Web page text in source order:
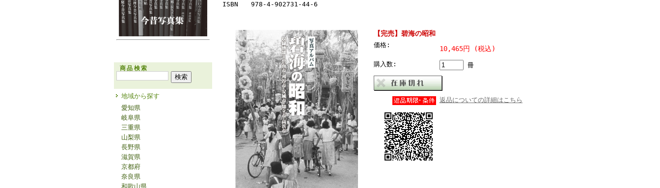
商品検索
地域から探す
愛知県
岐阜県
三重県
山梨県
長野県
滋賀県
京都府
奈良県
和歌山県
ISBN 978-4-902731-44-6
【完売】碧海の昭和
価格: 10,465円 (税込)
購入数: 冊
返品についての詳細はこちら